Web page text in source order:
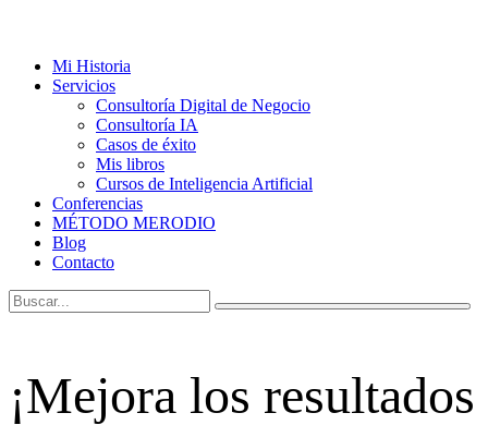
Mi Historia
Servicios
Consultoría Digital de Negocio
Consultoría IA
Casos de éxito
Mis libros
Cursos de Inteligencia Artificial
Conferencias
MÉTODO MERODIO
Blog
Contacto
¡Mejora los resultados